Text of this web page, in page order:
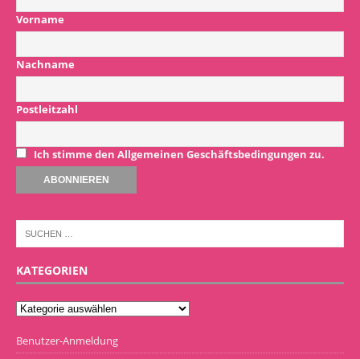
Vorname
Nachname
Postleitzahl
Ich stimme den Allgemeinen Geschäftsbedingungen zu.
KATEGORIEN
Benutzer-Anmeldung